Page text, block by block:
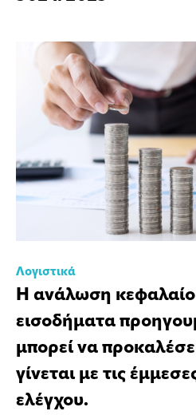
Λογιστικά
Η ανάλωση
εισοδήματα
μπορεί να
γίνεται με τις
ελέγχου.